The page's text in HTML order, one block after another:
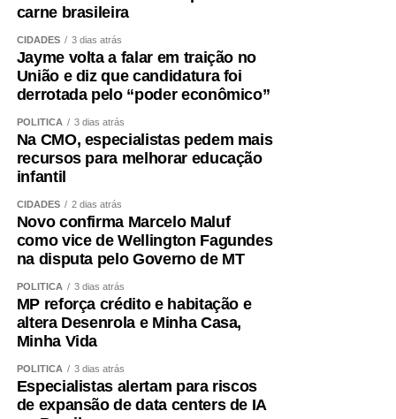
Humanos (CDH) faz audiência pública para instruir
o instruir o Projeto de Lei (PL)5.115/2025
trata da instalação de centros-dia para pessoas
Assistência Social (Suas).
Quarta-feira (12), às 14h30: a Comissão de
Assuntos Sociais (CAS) faz audiência pública para
lançar pesquisa sobre a relevância e as
contrapartidas do setor filantrópico brasileiro, feita
pela Fundação Instituto de Pesquisas Econômicas
(Fipe), encomendada pelo Fórum Nacional das
Instituições Filantrópicas (Fonif).
Quinta-feira (13), às 10h: a CAS e a CDH fazem
duas audiências conjuntas seguidas para debater o
atendimento a pacientes com hemoglobinúria
paroxística noturna no SUS e os desafios
relacionados ao diagnóstico, tratamento e políticas
carne brasileira
CIDADES 3 dias atrás
Jayme volta a falar em traição no
União e diz que candidatura foi
derrotada pelo “poder econômico”
POLÍTICA 3 dias atrás
Na CMO, especialistas pedem mais
recursos para melhorar educação
infantil
CIDADES 2 dias atrás
Novo confirma Marcelo Maluf
como vice de Wellington Fagundes
na disputa pelo Governo de MT
POLÍTICA 3 dias atrás
MP reforça crédito e habitação e
altera Desenrola e Minha Casa,
Minha Vida
POLÍTICA 3 dias atrás
Especialistas alertam para riscos
de expansão de data centers de IA